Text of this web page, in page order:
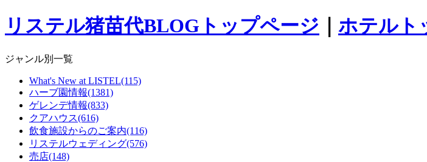
リステル猪苗代BLOGトップページ ホテルト
ジャンル別一覧
What's New at LISTEL(115)
ハーブ園情報(1381)
ゲレンデ情報(833)
クアハウス(616)
飲食施設からのご案内(116)
リステルウェディング(576)
売店(148)